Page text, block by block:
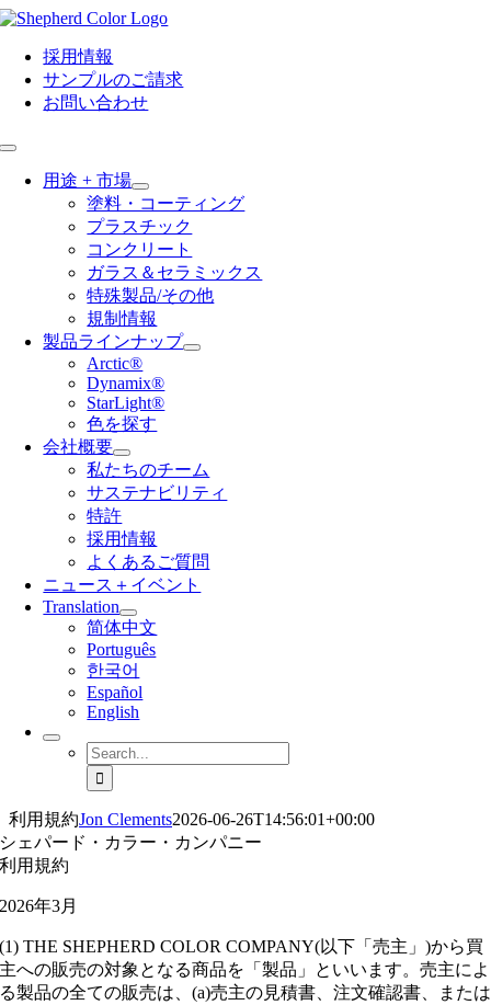
Skip
content採用情報
サンプルのご請求
お問い合わせ
Toggle
Navigation用途 + 市場
塗料・コーティング
プラスチック
コンクリート
ガラス＆セラミックス
特殊製品/その他
規制情報
製品ラインナップ
Arctic®
Dynamix®
StarLight®
色を探す
会社概要
私たちのチーム
サステナビリティ
特許
採用情報
よくあるご質問
ニュース＋イベント
Translation
简体中文
Português
한국어
Español
English
Search
for:
利用規約Jon Clements2026-06-26T14:56:01+00:00
シェパード・カラー・カンパニー
利用規約
2026年3月
(1) THE SHEPHERD COLOR COMPANY(以下「売主」)から買
主への販売の対象となる商品を「製品」といいます。売主によ
る製品の全ての販売は、(a)売主の見積書、注文確認書、または